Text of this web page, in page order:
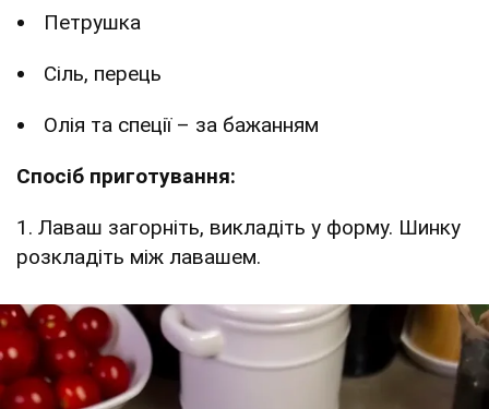
Петрушка
Сіль, перець
Олія та спеції – за бажанням
Спосіб приготування:
1. Лаваш загорніть, викладіть у форму. Шинку
розкладіть між лавашем.